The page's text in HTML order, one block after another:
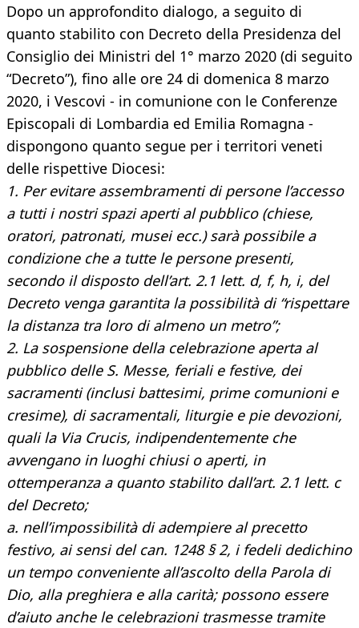
Dopo un approfondito dialogo, a seguito di
quanto stabilito con Decreto della Presidenza del
Consiglio dei Ministri del 1° marzo 2020 (di seguito
“Decreto”), fino alle ore 24 di domenica 8 marzo
2020, i Vescovi - in comunione con le Conferenze
Episcopali di Lombardia ed Emilia Romagna -
dispongono quanto segue per i territori veneti
delle rispettive Diocesi:
1. Per evitare assembramenti di persone l’accesso
a tutti i nostri spazi aperti al pubblico (chiese,
oratori, patronati, musei ecc.) sarà possibile a
condizione che a tutte le persone presenti,
secondo il disposto dell’art. 2.1 lett. d, f, h, i, del
Decreto venga garantita la possibilità di “rispettare
la distanza tra loro di almeno un metro”;
2. La sospensione della celebrazione aperta al
pubblico delle S. Messe, feriali e festive, dei
sacramenti (inclusi battesimi, prime comunioni e
cresime), di sacramentali, liturgie e pie devozioni,
quali la Via Crucis, indipendentemente che
avvengano in luoghi chiusi o aperti, in
ottemperanza a quanto stabilito dall’art. 2.1 lett. c
del Decreto;
a. nell’impossibilità di adempiere al precetto
festivo, ai sensi del can. 1248 § 2, i fedeli dedichino
un tempo conveniente all’ascolto della Parola di
Dio, alla preghiera e alla carità; possono essere
d’aiuto anche le celebrazioni trasmesse tramite